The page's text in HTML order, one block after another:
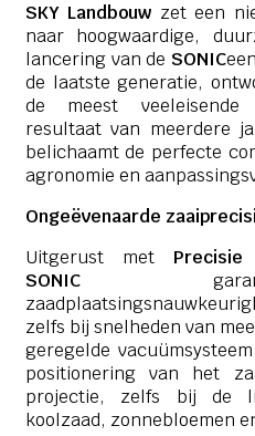
SKY Landbouw zet een
naar hoogwaardige,
lancering van de SONIC
de laatste generatie,
de meest veeleisende
resultaat van meerdere
belichaamt de perfecte
agronomie en
Ongeëvenaarde
Uitgerust met Precisie
SONIC
zelfs bij snelheden van
geregelde
positionering van het
projectie, zelfs bij de
koolzaad, zonnebloemen